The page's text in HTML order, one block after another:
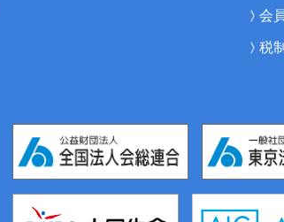
会
税